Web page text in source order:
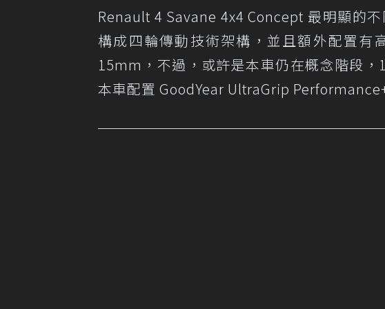
Renault 4 Savane 4x4 Concept 最明顯的
構成四輪傳動技術架構，並且額外配置有
15mm，不過，或許是本車仍在概念階段
本車配置 GoodYear UltraGrip